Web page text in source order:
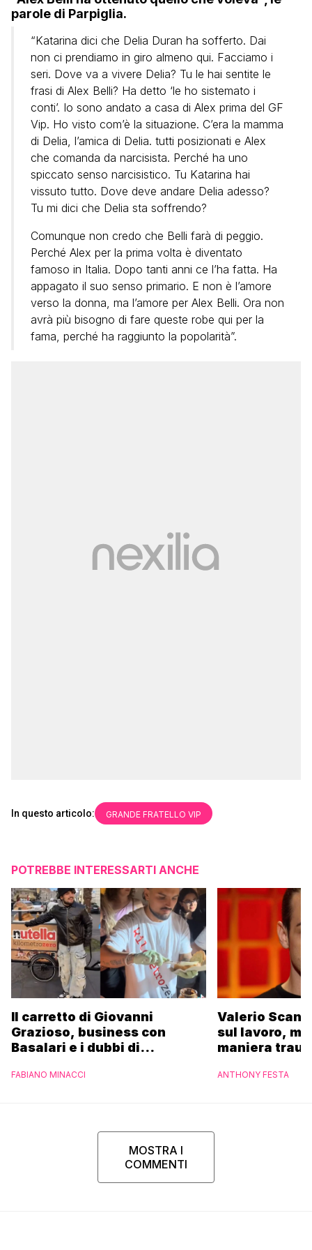
parole di Parpiglia.
“Katarina dici che Delia Duran ha sofferto. Dai
non ci prendiamo in giro almeno qui. Facciamo i
seri. Dove va a vivere Delia? Tu le hai sentite le
frasi di Alex Belli? Ha detto ‘le ho sistemato i
conti’. Io sono andato a casa di Alex prima del GF
Vip. Ho visto com’è la situazione. C’era la mamma
di Delia, l’amica di Delia. tutti posizionati e Alex
che comanda da narcisista. Perché ha uno
spiccato senso narcisistico. Tu Katarina hai
vissuto tutto. Dove deve andare Delia adesso?
Tu mi dici che Delia sta soffrendo?
Comunque non credo che Belli farà di peggio.
Perché Alex per la prima volta è diventato
famoso in Italia. Dopo tanti anni ce l’ha fatta. Ha
appagato il suo senso primario. E non è l’amore
verso la donna, ma l’amore per Alex Belli. Ora non
avrà più bisogno di fare queste robe qui per la
fama, perché ha raggiunto la popolarità”.
In questo articolo: GRANDE FRATELLO VIP
POTREBBE INTERESSARTI ANCHE
Il carretto di Giovanni
Grazioso, business con
Basalari e i dubbi di
Ferrero”
FABIANO MINACCI
Valerio
sul lavoro,
maniera
ANTHONY FESTA
MOSTRA I
COMMENTI